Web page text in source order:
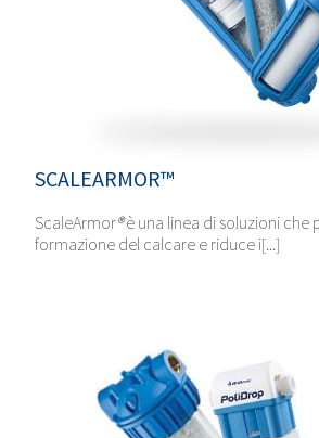
SCALEARMOR™
ScaleArmor®è una linea di soluzioni che
formazione del calcare e riduce i[...]